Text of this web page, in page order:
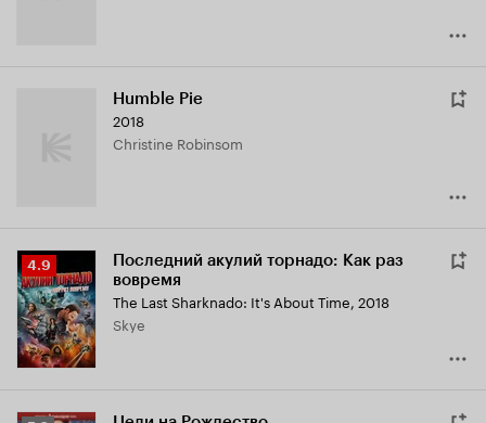
Humble Pie
2018
Christine Robinsom
Рейтинг
Кинопоиска
4.9
4.9
Последний акулий торнадо: Как раз
вовремя
The Last Sharknado: It's About Time, 2018
Skye